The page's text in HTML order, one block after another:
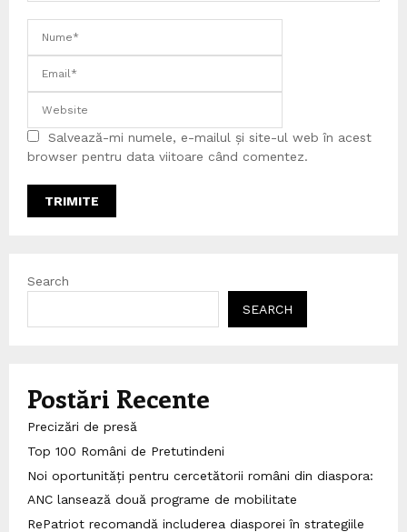
Salvează-mi numele, e-mailul și site-ul web în acest
browser pentru data viitoare când comentez.
Search
SEARCH
Postări Recente
Precizări de presă
Top 100 Români de Pretutindeni
Noi oportunități pentru cercetătorii români din diaspora:
ANC lansează două programe de mobilitate
RePatriot recomandă includerea diasporei în strategiile